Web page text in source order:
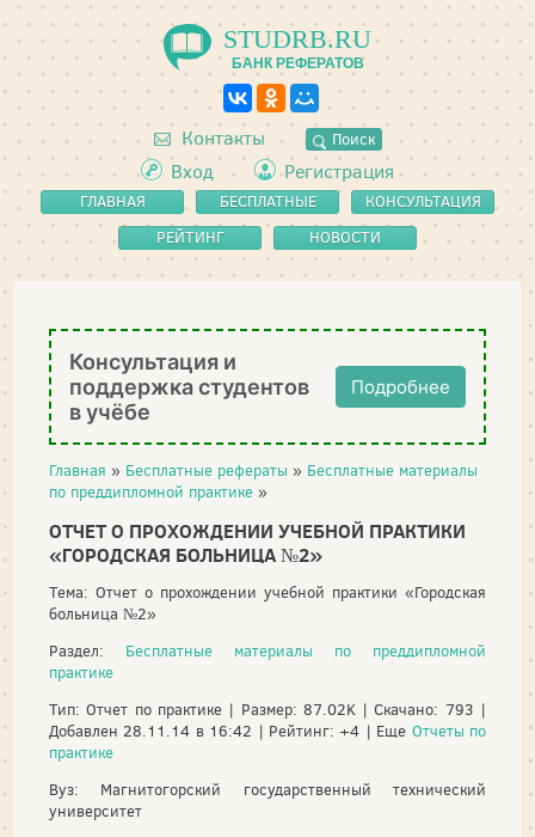
STUDRB.RU
БАНК РЕФЕРАТОВ
Контакты Поиск
Вход Регистрация
ГЛАВНАЯ
БЕСПЛАТНЫЕ
РЕФЕРАТЫ
КОНСУЛЬТАЦИЯ
РЕЙТИНГ
НОВОСТИ
Консультация и
поддержка студентов
в учёбе
Подробнее
Главная » Бесплатные рефераты » Бесплатные материалы
по преддипломной практике »
ОТЧЕТ О ПРОХОЖДЕНИИ УЧЕБНОЙ ПРАКТИКИ
«ГОРОДСКАЯ БОЛЬНИЦА №2»
Тема: Отчет о прохождении учебной практики «Городская
больница №2»
Раздел: Бесплатные материалы по преддипломной
практике
Тип: Отчет по практике | Размер: 87.02K | Скачано: 793 |
Добавлен 28.11.14 в 16:42 | Рейтинг: +4 | Еще Отчеты по
практике
Вуз: Магнитогорский государственный технический
университет